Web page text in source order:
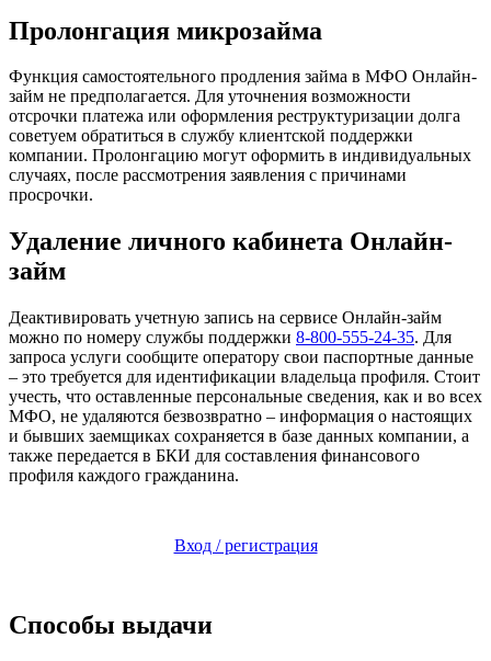
Пролонгация микрозайма
Функция самостоятельного продления займа в МФО Онлайн-
займ не предполагается. Для уточнения возможности
отсрочки платежа или оформления реструктуризации долга
советуем обратиться в службу клиентской поддержки
компании. Пролонгацию могут оформить в индивидуальных
случаях, после рассмотрения заявления с причинами
просрочки.
Удаление личного кабинета Онлайн-
займ
Деактивировать учетную запись на сервисе Онлайн-займ
можно по номеру службы поддержки 8-800-555-24-35. Для
запроса услуги сообщите оператору свои паспортные данные
– это требуется для идентификации владельца профиля. Стоит
учесть, что оставленные персональные сведения, как и во всех
МФО, не удаляются безвозвратно – информация о настоящих
и бывших заемщиках сохраняется в базе данных компании, а
также передается в БКИ для составления финансового
профиля каждого гражданина.
Вход / регистрация
Способы выдачи